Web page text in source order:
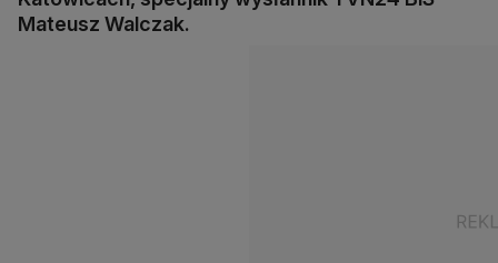
Mateusz Walczak.